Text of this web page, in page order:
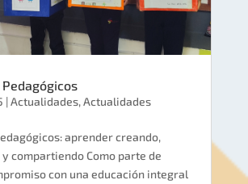
|Actualidades,Actualidades
aprender creando,
compartiendo Como parte de
con una educación integral